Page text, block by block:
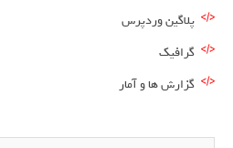
پلاگین وردپرس
گرافیک
گزارش ها و آمار